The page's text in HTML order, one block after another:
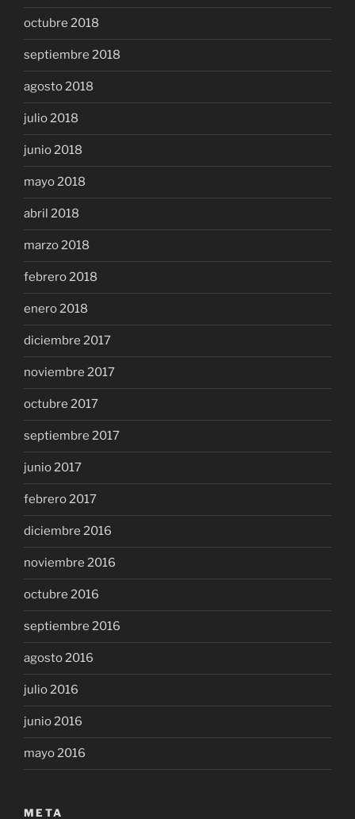
octubre 2018
septiembre 2018
agosto 2018
julio 2018
junio 2018
mayo 2018
abril 2018
marzo 2018
febrero 2018
enero 2018
diciembre 2017
noviembre 2017
octubre 2017
septiembre 2017
junio 2017
febrero 2017
diciembre 2016
noviembre 2016
octubre 2016
septiembre 2016
agosto 2016
julio 2016
junio 2016
mayo 2016
META